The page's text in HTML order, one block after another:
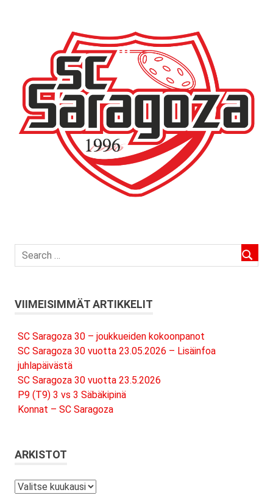
VIIMEISIMMÄT ARTIKKELIT
SC Saragoza 30 – joukkueiden kokoonpanot
SC Saragoza 30 vuotta 23.05.2026 – Lisäinfoa
juhlapäivästä
SC Saragoza 30 vuotta 23.5.2026
P9 (T9) 3 vs 3 Säbäkipinä
Konnat – SC Saragoza
ARKISTOT
Arkistot